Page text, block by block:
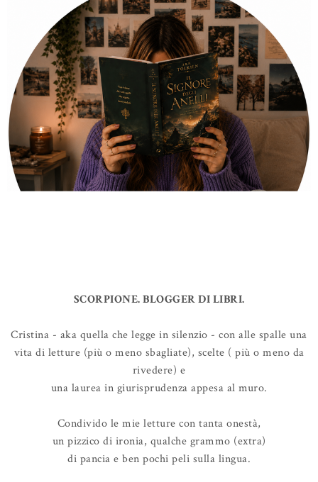
SCORPIONE. BLOGGER DI LIBRI.
Cristina - aka quella che legge in silenzio - con alle spalle una
vita di letture (più o meno sbagliate), scelte ( più o meno da
rivedere) e
una laurea in giurisprudenza appesa al muro.
Condivido le mie letture con tanta onestà,
un pizzico di ironia, qualche grammo (extra)
di pancia e ben pochi peli sulla lingua.